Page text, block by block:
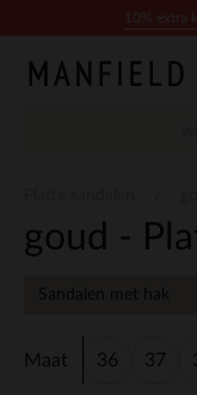
goud -
Sandalen met hak
Maat 36 37